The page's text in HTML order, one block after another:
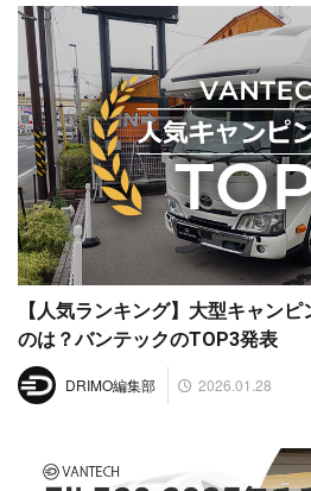
【人気ランキング】大型キャン
のは？バンテックのTOP3発表
DRIMO編集部 2026.01.28